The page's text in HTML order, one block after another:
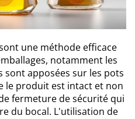
une méthode efficace
notamment les
sont apposées sur les pots
le produit est intact et non
fermeture de sécurité qui
du bocal. L'utilisation de